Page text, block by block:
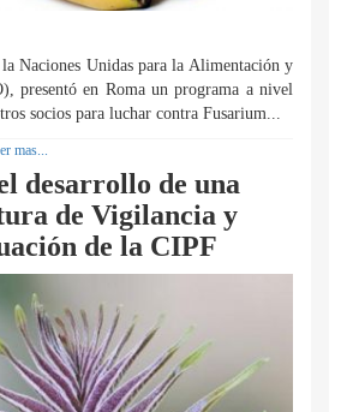
Naciones Unidas para la Alimentación y
presentó en Roma un programa a nivel
socios para luchar contra Fusarium...
mas...
desarrollo de una
de Vigilancia y
de la CIPF